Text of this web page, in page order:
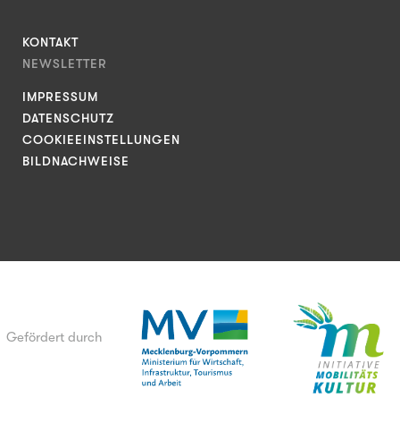
KONTAKT
NEWSLETTER
IMPRESSUM
DATENSCHUTZ
COOKIEEINSTELLUNGEN
BILDNACHWEISE
Gefördert durch